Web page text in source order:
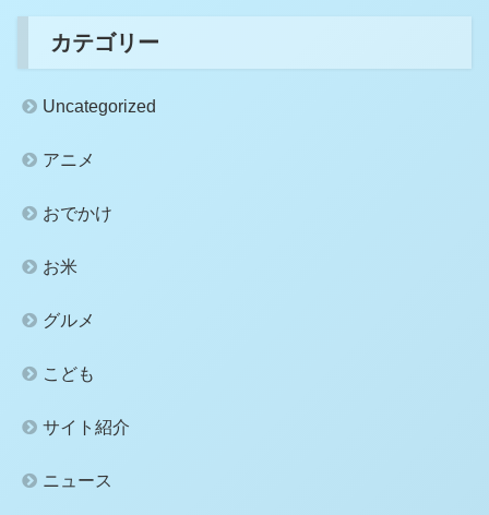
カテゴリー
Uncategorized
アニメ
おでかけ
お米
グルメ
こども
サイト紹介
ニュース